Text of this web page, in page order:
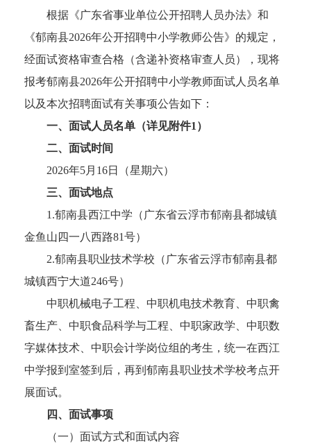
根据《广东省事业单位公开招聘人员办法》和
《郁南县2026年公开招聘中小学教师公告》的规定，
经面试资格审查合格（含递补资格审查人员），现将
报考郁南县2026年公开招聘中小学教师面试人员名单
以及本次招聘面试有关事项公告如下：
一、面试人员名单（详见附件1）
二、面试时间
2026年5月16日（星期六）
三、面试地点
1.郁南县西江中学（广东省云浮市郁南县都城镇
金鱼山四一八西路81号）
2.郁南县职业技术学校（广东省云浮市郁南县都
城镇西宁大道246号）
中职机械电子工程、中职机电技术教育、中职禽
畜生产、中职食品科学与工程、中职家政学、中职数
字媒体技术、中职会计学岗位组的考生，统一在西江
中学报到室签到后，再到郁南县职业技术学校考点开
展面试。
四、面试事项
（一）面试方式和面试内容